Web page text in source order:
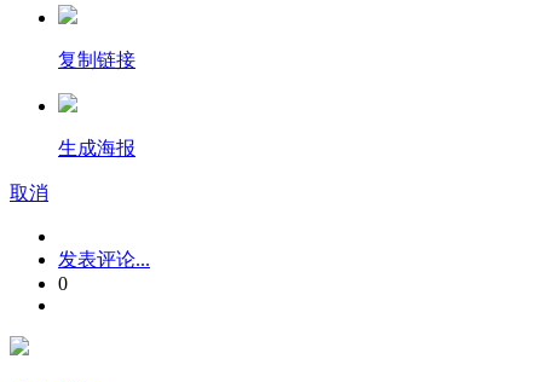
复制链接
生成海报
取消
发表评论...
0